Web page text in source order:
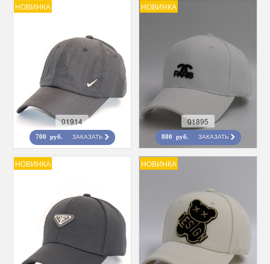
НОВИНКА
01914
700 руб. ЗАКАЗАТЬ
НОВИНКА
01895
800 руб. ЗАКАЗАТЬ
НОВИНКА НОВИНКА